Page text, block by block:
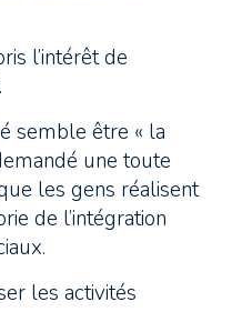
l’intérêt de
semble être « la
une toute
les gens réalisent
de l’intégration
les activités